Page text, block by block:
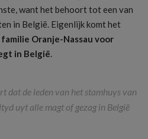
want het behoort tot een van
in België. Eigenlijk komt het
familie Oranje-Nassau voor
in België.
dat de leden van het stamhuys van
uyt alle magt of gezag in België